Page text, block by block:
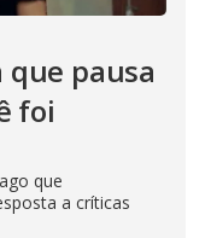
pausa
foi
que
a críticas